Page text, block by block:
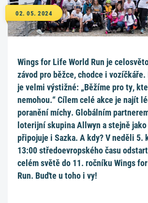
02. 05. 2024
Wings for Life World Run je
závod pro běžce, chodce i
je velmi výstižné: „Běžíme pro ty,
nemohou.“ Cílem celé akce je najít
poranění míchy. Globálním
loterijní skupina Allwyn a stejně
připojuje i Sazka. A kdy? V neděli 5.
13:00 středoevropského času
celém světě do 11. ročníku Wings
Run. Buďte u toho i vy!